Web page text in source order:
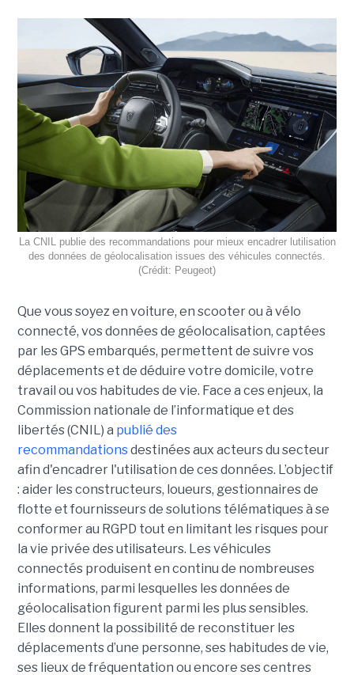
La CNIL publie des recommandations pour mieux encadrer lutilisation
des données de géolocalisation issues des véhicules connectés.
(Crédit: Peugeot)
Que vous soyez en voiture, en scooter ou à vélo
connecté, vos données de géolocalisation, captées
par les GPS embarqués, permettent de suivre vos
déplacements et de déduire votre domicile, votre
travail ou vos habitudes de vie. Face a ces enjeux, la
Commission nationale de l’informatique et des
libertés (CNIL) a publié des
recommandationsdestinées aux acteurs du secteur
afin d'encadrer l'utilisation de ces données. L’objectif
: aider les constructeurs, loueurs, gestionnaires de
flotte et fournisseurs de solutions télématiques à se
conformer au RGPD tout en limitant les risques pour
la vie privée des utilisateurs. Les véhicules
connectés produisent en continu de nombreuses
informations, parmi lesquelles les données de
géolocalisation figurent parmi les plus sensibles.
Elles donnent la possibilité de reconstituer les
déplacements d’une personne, ses habitudes de vie,
ses lieux de fréquentation ou encore ses centres